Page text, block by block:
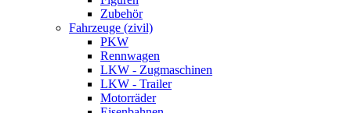
Zubehör
Fahrzeuge (zivil)
PKW
Rennwagen
LKW - Zugmaschinen
LKW - Trailer
Motorräder